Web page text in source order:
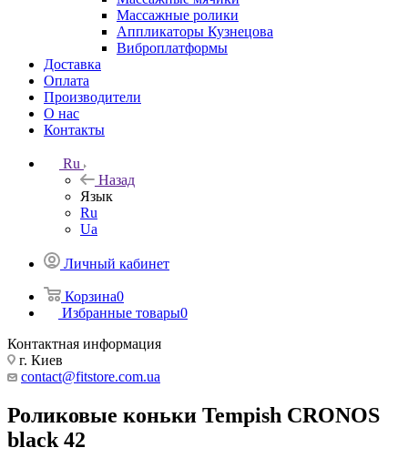
Массажные ролики
Аппликаторы Кузнецова
Виброплатформы
Доставка
Оплата
Производители
О нас
Контакты
Ru
Назад
Язык
Ru
Ua
Личный кабинет
Корзина0
Избранные товары0
Контактная информация
г. Киев
contact@fitstore.com.ua
Роликовые коньки Tempish CRONOS
black 42